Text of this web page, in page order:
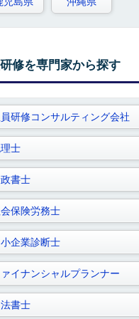
修を専門家から探す
研修コンサルティング会社
士
書士
保険労務士
企業診断士
イナンシャルプランナー
書士